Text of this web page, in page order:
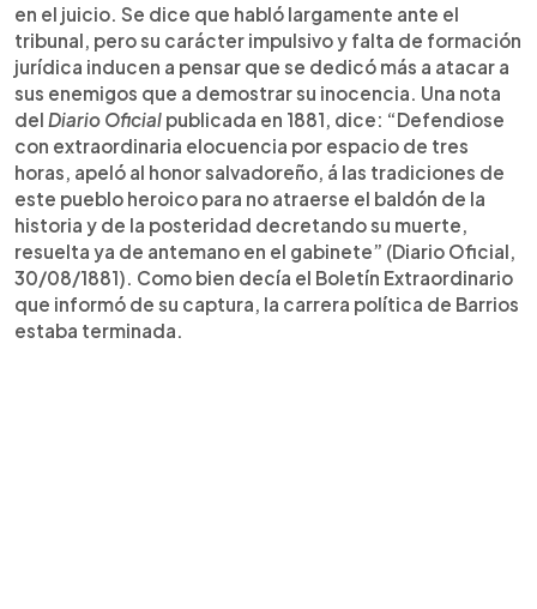
en el juicio. Se dice que habló largamente ante el
tribunal, pero su carácter impulsivo y falta de formación
jurídica inducen a pensar que se dedicó más a atacar a
sus enemigos que a demostrar su inocencia. Una nota
del Diario Oficial publicada en 1881, dice: “Defendiose
con extraordinaria elocuencia por espacio de tres
horas, apeló al honor salvadoreño, á las tradiciones de
este pueblo heroico para no atraerse el baldón de la
historia y de la posteridad decretando su muerte,
resuelta ya de antemano en el gabinete” (Diario Oficial,
30/08/1881). Como bien decía el Boletín Extraordinario
que informó de su captura, la carrera política de Barrios
estaba terminada.